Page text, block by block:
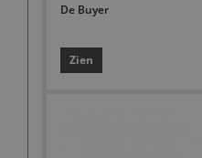
De Buyer
Zien